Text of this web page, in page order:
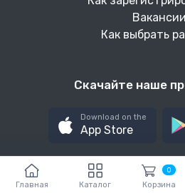
Главная Каталог
0
Корзина
Вакансии
Как выбрать
Скачайте наше
Download on the
App Store